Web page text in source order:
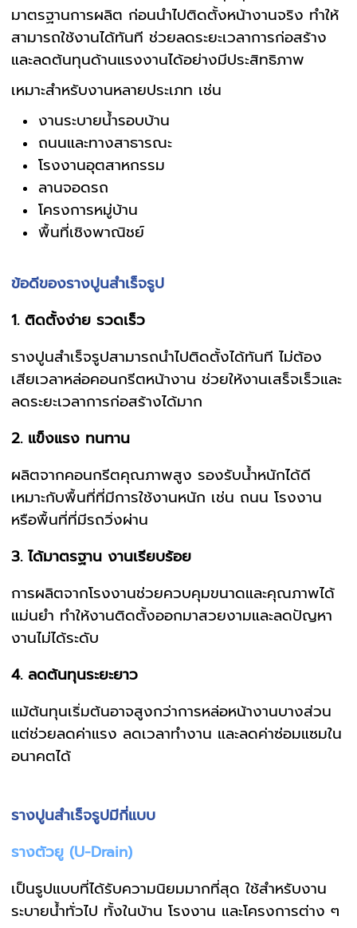
มาตรฐานการผลิต ก่อนนำไปติดตั้งหน้างานจริง ทำให้
สามารถใช้งานได้ทันที ช่วยลดระยะเวลาการก่อสร้าง
และลดต้นทุนด้านแรงงานได้อย่างมีประสิทธิภาพ
เหมาะสำหรับงานหลายประเภท เช่น
งานระบายน้ำรอบบ้าน
ถนนและทางสาธารณะ
โรงงานอุตสาหกรรม
ลานจอดรถ
โครงการหมู่บ้าน
พื้นที่เชิงพาณิชย์
ข้อดีของรางปูนสำเร็จรูป
1. ติดตั้งง่าย รวดเร็ว
รางปูนสำเร็จรูปสามารถนำไปติดตั้งได้ทันที ไม่ต้อง
เสียเวลาหล่อคอนกรีตหน้างาน ช่วยให้งานเสร็จเร็วและ
ลดระยะเวลาการก่อสร้างได้มาก
2. แข็งแรง ทนทาน
ผลิตจากคอนกรีตคุณภาพสูง รองรับน้ำหนักได้ดี
เหมาะกับพื้นที่ที่มีการใช้งานหนัก เช่น ถนน โรงงาน
หรือพื้นที่ที่มีรถวิ่งผ่าน
3. ได้มาตรฐาน งานเรียบร้อย
การผลิตจากโรงงานช่วยควบคุมขนาดและคุณภาพได้
แม่นยำ ทำให้งานติดตั้งออกมาสวยงามและลดปัญหา
งานไม่ได้ระดับ
4. ลดต้นทุนระยะยาว
แม้ต้นทุนเริ่มต้นอาจสูงกว่าการหล่อหน้างานบางส่วน
แต่ช่วยลดค่าแรง ลดเวลาทำงาน และลดค่าซ่อมแซมใน
อนาคตได้
รางปูนสำเร็จรูปมีกี่แบบ
รางตัวยู (U-Drain)
เป็นรูปแบบที่ได้รับความนิยมมากที่สุด ใช้สำหรับงาน
ระบายน้ำทั่วไป ทั้งในบ้าน โรงงาน และโครงการต่าง ๆ